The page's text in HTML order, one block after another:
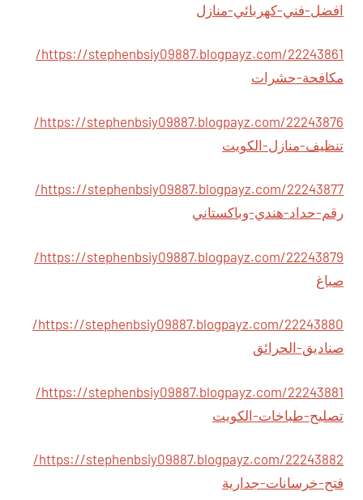
افضل-فني-كهربائي-منازل
https://stephenbsiy09887.blogpayz.com/22243861/
مكافحة-حشرات
https://stephenbsiy09887.blogpayz.com/22243876/
تنظيف-منازل-الكويت
https://stephenbsiy09887.blogpayz.com/22243877/
رقم-حداد-هندي-وباكستاني
https://stephenbsiy09887.blogpayz.com/22243879/
صباغ
https://stephenbsiy09887.blogpayz.com/22243880/
صناديق-الحرائق
https://stephenbsiy09887.blogpayz.com/22243881/
تصليح-طباخات-الكويت
https://stephenbsiy09887.blogpayz.com/22243882/
فتح-خرسانات-جدارية